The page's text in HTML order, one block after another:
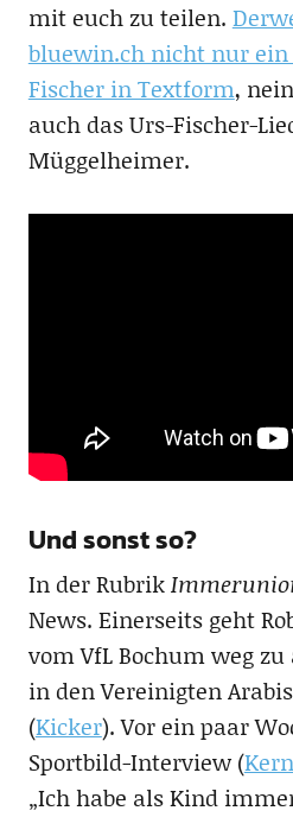
mit euch zu teilen.
bluewin.ch nicht nur ein
Fischer in Textform,
auch das Urs-Fischer-
Müggelheimer.
Und sonst so?
In der Rubrik
News. Einerseits geht
vom VfL Bochum weg
in den Vereinigten
(Kicker). Vor ein paar
Sportbild-Interview (
„Ich habe als Kind